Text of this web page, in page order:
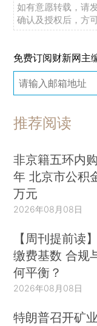
如有意愿转载，请
确认及授权后，方
免费订阅财新网主
推荐阅读
非京籍五环内
年 北京市公积
万元
2026年08月08日
【周刊提前读
缴费基数 合规
何平衡？
2026年08月08日
特朗普召开矿